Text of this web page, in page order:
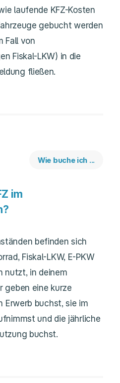
laufende KFZ-Kosten
gebucht werden
Fall von
Fiskal-LKW) in die
fließen.
Wie buche ich ...
im
befinden sich
Fiskal-LKW, E-PKW
nutzt, in deinem
geben eine kurze
Erwerb buchst, sie im
und die jährliche
buchst.